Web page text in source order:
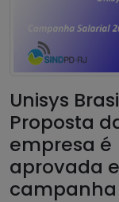
Unisys
Proposta
empresa é
aprovada e
campanha